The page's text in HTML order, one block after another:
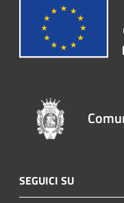
SEGUICI SU